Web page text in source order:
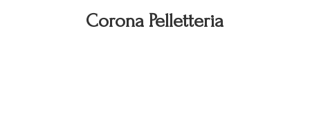
Corona Pelletteria